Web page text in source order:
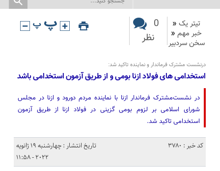
تیتر یک «
خبر مهم «
سخن سردبیر
0
نظر
درنشست مشترک فرماندار و نماینده تاکید شد:
استخدامی های فولاد ازنا بومی و از طریق آزمون استخدامی باشد
در نشست‌مشترک فرماندار ازنا با نماینده مردم دورود و ازنا در مجلس
شورای اسلامی بر لزوم بومی گزینی در فولاد ازنا از طریق آزمون
استخدامی تاکید شد.
کد خبر : 3780
تاریخ انتشار : چهارشنبه 19 ژانویه
2022 - 11:58